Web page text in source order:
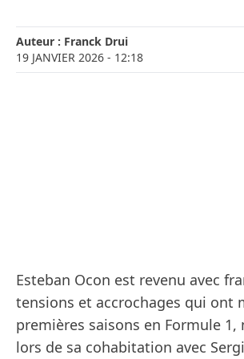
Auteur : Franck Drui
19 JANVIER 2026 - 12:18
Esteban Ocon est revenu avec
tensions et accrochages qui ont
premières saisons en Formule
lors de sa cohabitation avec